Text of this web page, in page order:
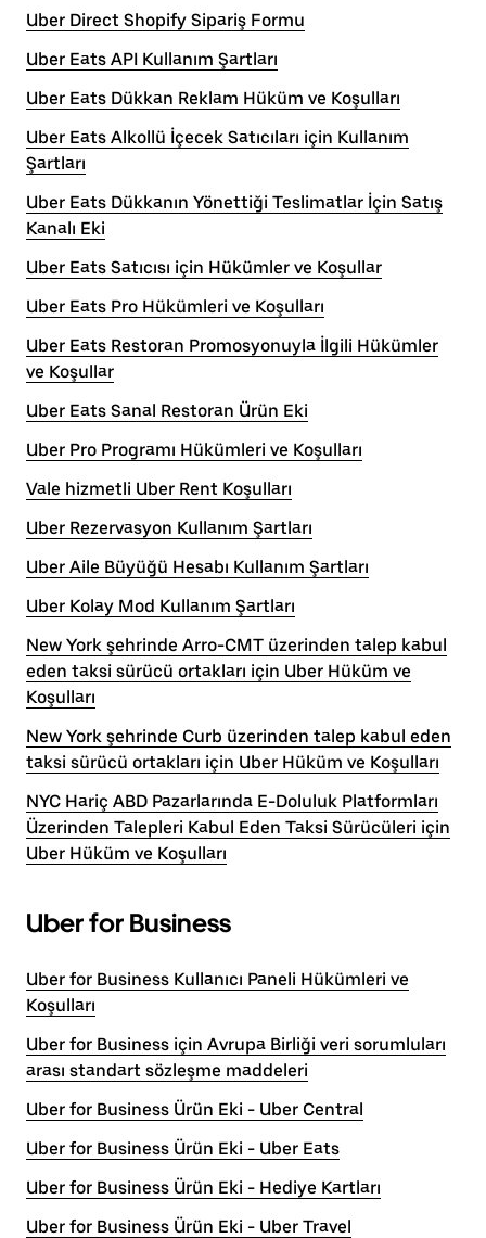
Uber Direct Shopify Sipariş Formu
Uber Eats API Kullanım Şartları
Uber Eats Dükkan Reklam Hüküm ve Koşulları
Uber Eats Alkollü İçecek Satıcıları için Kullanım
Şartları
Uber Eats Dükkanın Yönettiği Teslimatlar İçin Satış
Kanalı Eki
Uber Eats Satıcısı için Hükümler ve Koşullar
Uber Eats Pro Hükümleri ve Koşulları
Uber Eats Restoran Promosyonuyla İlgili Hükümler
ve Koşullar
Uber Eats Sanal Restoran Ürün Eki
Uber Pro Programı Hükümleri ve Koşulları
Vale hizmetli Uber Rent Koşulları
Uber Rezervasyon Kullanım Şartları
Uber Aile Büyüğü Hesabı Kullanım Şartları
Uber Kolay Mod Kullanım Şartları
New York şehrinde Arro-CMT üzerinden talep kabul
eden taksi sürücü ortakları için Uber Hüküm ve
Koşulları
New York şehrinde Curb üzerinden talep kabul eden
taksi sürücü ortakları için Uber Hüküm ve Koşulları
NYC Hariç ABD Pazarlarında E-Doluluk Platformları
Üzerinden Talepleri Kabul Eden Taksi Sürücüleri için
Uber Hüküm ve Koşulları
Uber for Business
Uber for Business Kullanıcı Paneli Hükümleri ve
Koşulları
Uber for Business için Avrupa Birliği veri sorumluları
arası standart sözleşme maddeleri
Uber for Business Ürün Eki - Uber Central
Uber for Business Ürün Eki - Uber Eats
Uber for Business Ürün Eki - Hediye Kartları
Uber for Business Ürün Eki - Uber Travel